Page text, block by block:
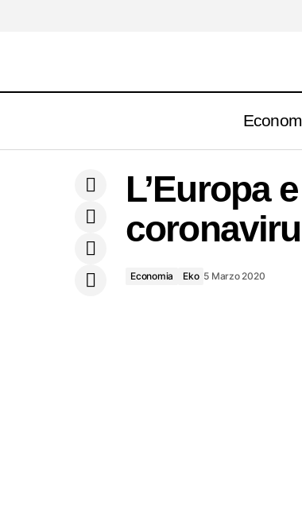
USA, ISM servizi sale ancora.L’Europa
Economia Eko 5 Marzo 2020